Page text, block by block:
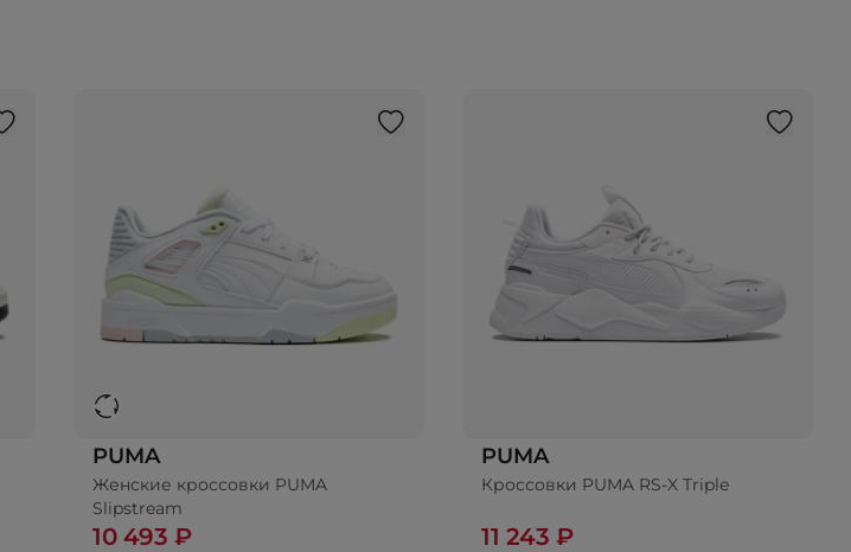
PUMA
Женские кроссовки PUMA
Slipstream
10 493 ₽
PUMA
Кроссовки PUMA RS-X Triple
11 243 ₽